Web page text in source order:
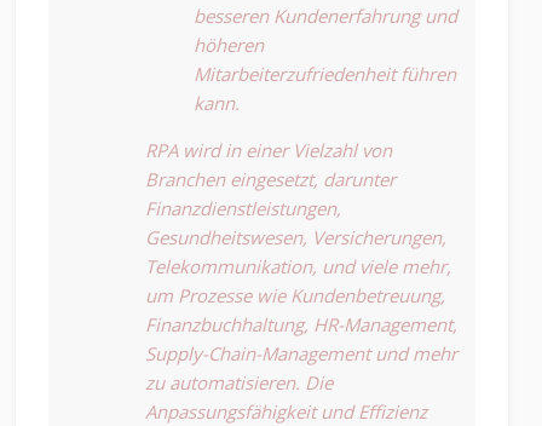
besseren Kundenerfahrung und
höheren
Mitarbeiterzufriedenheit führen
kann.
RPA wird in einer Vielzahl von
Branchen eingesetzt, darunter
Finanzdienstleistungen,
Gesundheitswesen, Versicherungen,
Telekommunikation, und viele mehr,
um Prozesse wie Kundenbetreuung,
Finanzbuchhaltung, HR-Management,
Supply-Chain-Management und mehr
zu automatisieren. Die
Anpassungsfähigkeit und Effizienz